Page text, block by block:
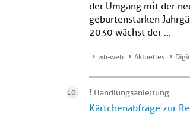
der Umgang mit der
geburtenstarken
2030 wächst der ...
wb-web Aktuelles
Handlungsanleitung
Kärtchenabfrage zur